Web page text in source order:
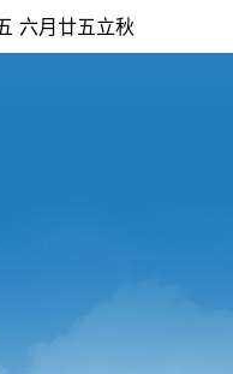
六月廿五立秋